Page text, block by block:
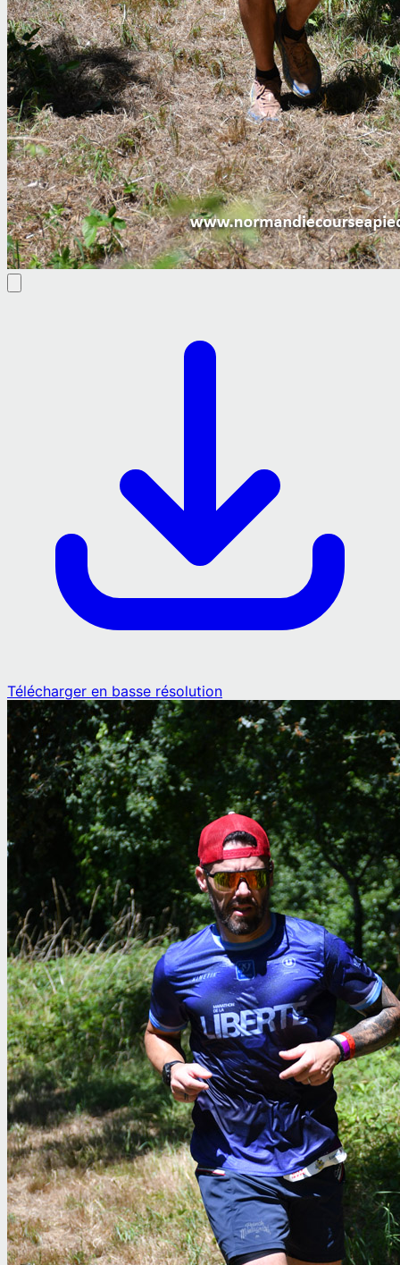
Télécharger en basse résolution